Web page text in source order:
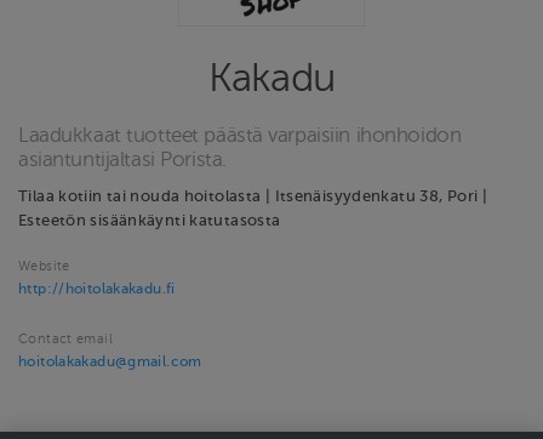
Kakadu
Laadukkaat tuotteet päästä varpaisiin ihonhoidon
asiantuntijaltasi Porista.
Tilaa kotiin tai nouda hoitolasta | Itsenäisyydenkatu 38, Pori |
Esteetön sisäänkäynti katutasosta
Website
http://hoitolakakadu.fi
Contact email
hoitolakakadu@gmail.com